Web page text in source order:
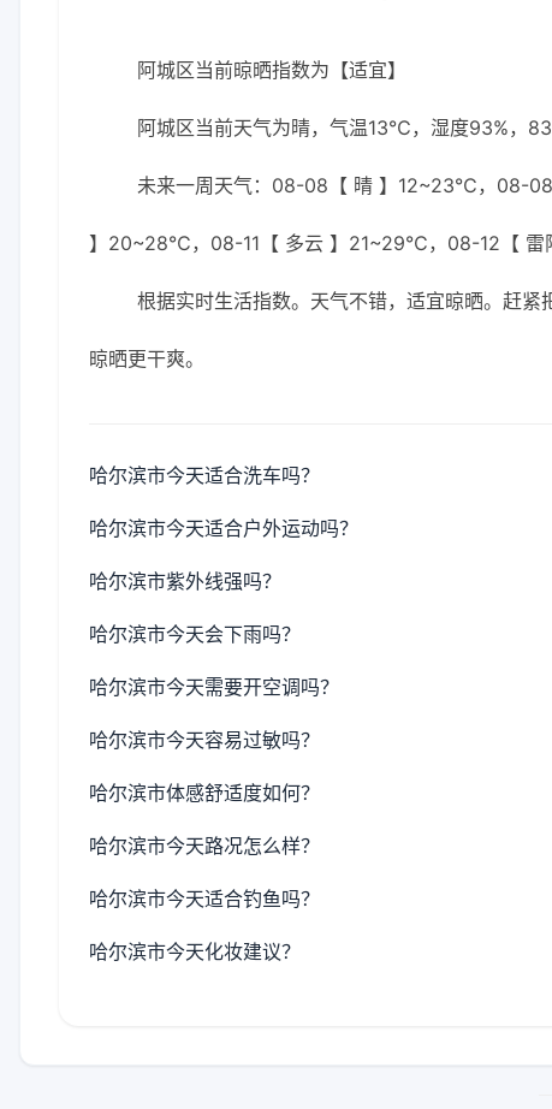
阿城区当前晾晒指数为【适宜】
阿城区当前天气为晴，气温13℃，湿度93%，
未来一周天气：08-08【 晴 】12~23℃，08-
】20~28℃，08-11【 多云 】21~29℃，08-12【
根据实时生活指数。天气不错，适宜晾晒。赶
晾晒更干爽。
哈尔滨市今天适合洗车吗？
哈尔滨市今天适合户外运动吗？
哈尔滨市紫外线强吗？
哈尔滨市今天会下雨吗？
哈尔滨市今天需要开空调吗？
哈尔滨市今天容易过敏吗？
哈尔滨市体感舒适度如何？
哈尔滨市今天路况怎么样？
哈尔滨市今天适合钓鱼吗？
哈尔滨市今天化妆建议？